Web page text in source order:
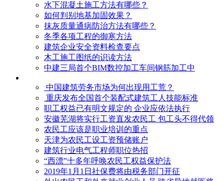
水下混凝土施工方法有哪些？
如何判别地基加固效果？
抹灰质量通病防治方法有哪些？
冬季各项工程的御寒​方法
建筑企业安全资料检查要点
木工施工图纸的识读方法
中建三局首个BIM数控加工车间钢筋加工中
中国建筑劳务市场为何出现用工荒？
重庆发布全国首个装配式建筑工人技能标准
职工权益已有明文规定的 企业应依法执行
安徽芜湖将实行工资直发农民工 包工头不得代领
农民工应该是职业培训的重点
天津为农民工设工资预储账户
建筑行业电气工程师职位热招
“西漂”十多年呼唤农民工权益保护法
2019年1月1日社保费将由税务部门开征